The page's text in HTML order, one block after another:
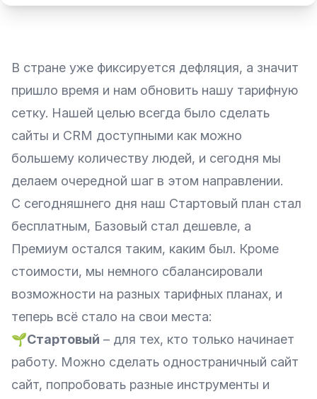
В стране уже фиксируется дефляция, а значит
пришло время и нам обновить нашу тарифную
сетку. Нашей целью всегда было сделать
сайты и CRM доступными как можно
большему количеству людей, и сегодня мы
делаем очередной шаг в этом направлении.
С сегодняшнего дня наш Стартовый план стал
бесплатным, Базовый стал дешевле, а
Премиум остался таким, каким был. Кроме
стоимости, мы немного сбалансировали
возможности на разных тарифных планах, и
теперь всё стало на свои места:
🌱Стартовый – для тех, кто только начинает
работу. Можно сделать одностраничный сайт
сайт, попробовать разные инструменты и